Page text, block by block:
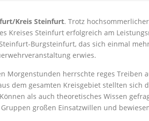
Kreis Steinfurt. Trotz
Kreises Steinfurt erfolgreich am
Burgsteinfurt, das sich einmal
erwies.
Morgenstunden herrschte reges Treiben
dem gesamten Kreisgebiet stellten sich
als auch theoretisches Wissen
großen Einsatzwillen und